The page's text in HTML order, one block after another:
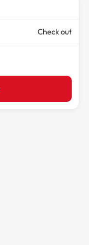
Check out